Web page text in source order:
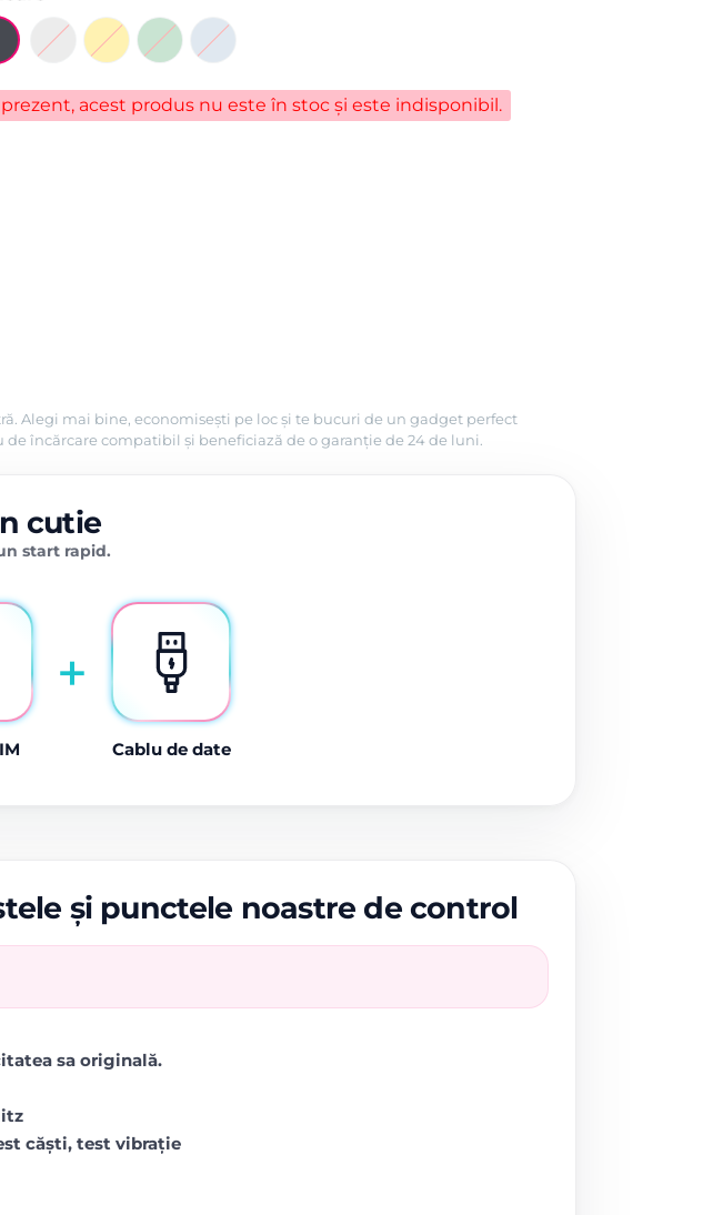
acest produs nu este în stoc și este indisponibil.
Alegi mai bine, economisești pe loc și te bucuri de un gadget perfect
încărcare compatibil și beneficiază de o garanție de 24 de luni.
cutie
start rapid.
+
Cablu de date
și punctele noastre de control
sa originală.
căști, test vibrație